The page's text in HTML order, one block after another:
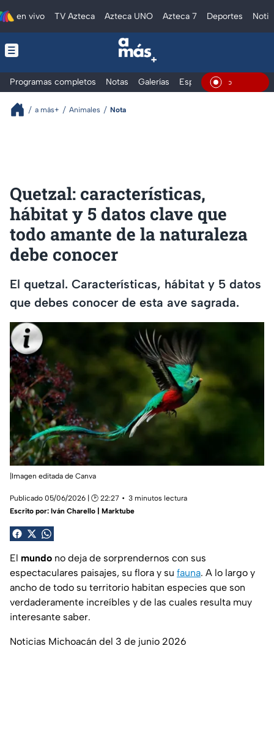
en vivo TV Azteca Azteca UNO Azteca 7 Deportes
Programas completos Notas Galerías Especiales En Vivo
a más+ Animales Nota
Quetzal: características,
hábitat y 5 datos clave que
todo amante de la naturaleza
debe conocer
El quetzal. Características, hábitat y 5 datos
que debes conocer de esta ave sagrada.
|Imagen editada de Canva
Publicado 05/06/2026 | 🕑 22:27
3 minutos lectura
Escrito por: Iván Charello | Marktube
El mundo no deja de sorprendernos con sus
espectaculares paisajes, su flora y su fauna. A lo largo y
ancho de todo su territorio habitan especies que son
verdaderamente increíbles y de las cuales resulta muy
interesante saber.
Noticias Michoacán del 3 de junio 2026